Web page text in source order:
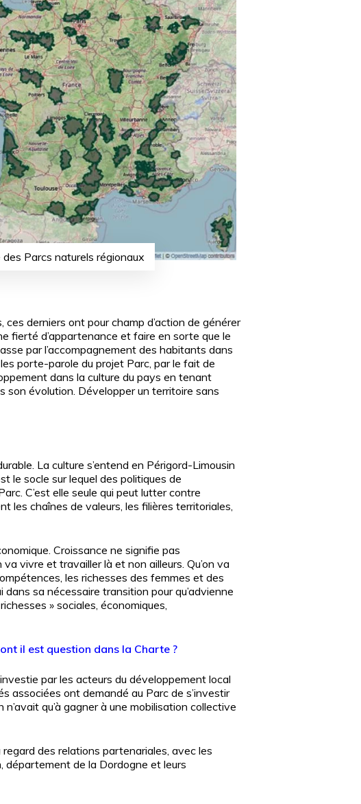
Parcs naturels régionaux
derniers ont pour champ d’action de générer
fierté d’appartenance et faire en sorte que le
par l’accompagnement des habitants dans
porte-parole du projet Parc, par le fait de
dans la culture du pays en tenant
évolution. Développer un territoire sans
La culture s’entend en Périgord-Limousin
le socle sur lequel des politiques de
C’est elle seule qui peut lutter contre
les chaînes de valeurs, les filières territoriales,
Croissance ne signifie pas
vivre et travailler là et non ailleurs. Qu’on va
les richesses des femmes et des
dans sa nécessaire transition pour qu’advienne
» sociales, économiques,
il est question dans la Charte ?
par les acteurs du développement local
associées ont demandé au Parc de s’investir
qu’à gagner à une mobilisation collective
des relations partenariales, avec les
département de la Dordogne et leurs